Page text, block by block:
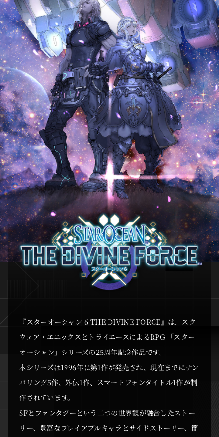
『スターオーシャン 6 THE DIVINE FORCE』は、スク
ウェア・エニックスとトライエースによるRPG 「スター
オーシャン」シリーズの25周年記念作品です。
本シリーズは1996年に第1作が発売され、現在までにナン
バリング5作、外伝1作、スマートフォンタイトル1作が制
作されています。
SFとファンタジーという二つの世界観が融合したストー
リー、豊富なプレイアブルキャラとサイドストーリー、簡